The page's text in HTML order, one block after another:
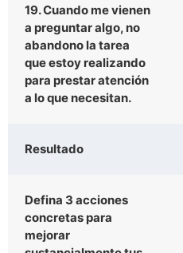
19. Cuando me vienen
a preguntar algo, no
abandono la tarea
que estoy realizando
para prestar atención
a lo que necesitan.
Resultado
Defina 3 acciones
concretas para
mejorar